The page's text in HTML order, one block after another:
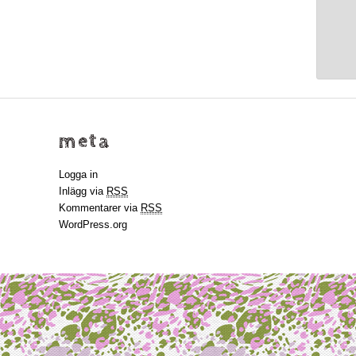
meta
Logga in
Inlägg via RSS
Kommentarer via RSS
WordPress.org